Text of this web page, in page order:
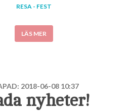
RESA - FEST
LÄS MER
2018-06-08 10:37
nyheter!